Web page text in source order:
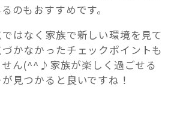
のもおすすめです。
はなく家族で新しい環境を見て
かなかったチェックポイントも
せん(^^♪家族が楽しく過ごせる
見つかると良いですね！